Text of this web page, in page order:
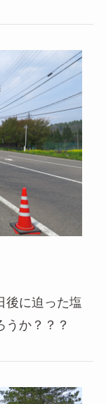
後に迫った塩
か？？？